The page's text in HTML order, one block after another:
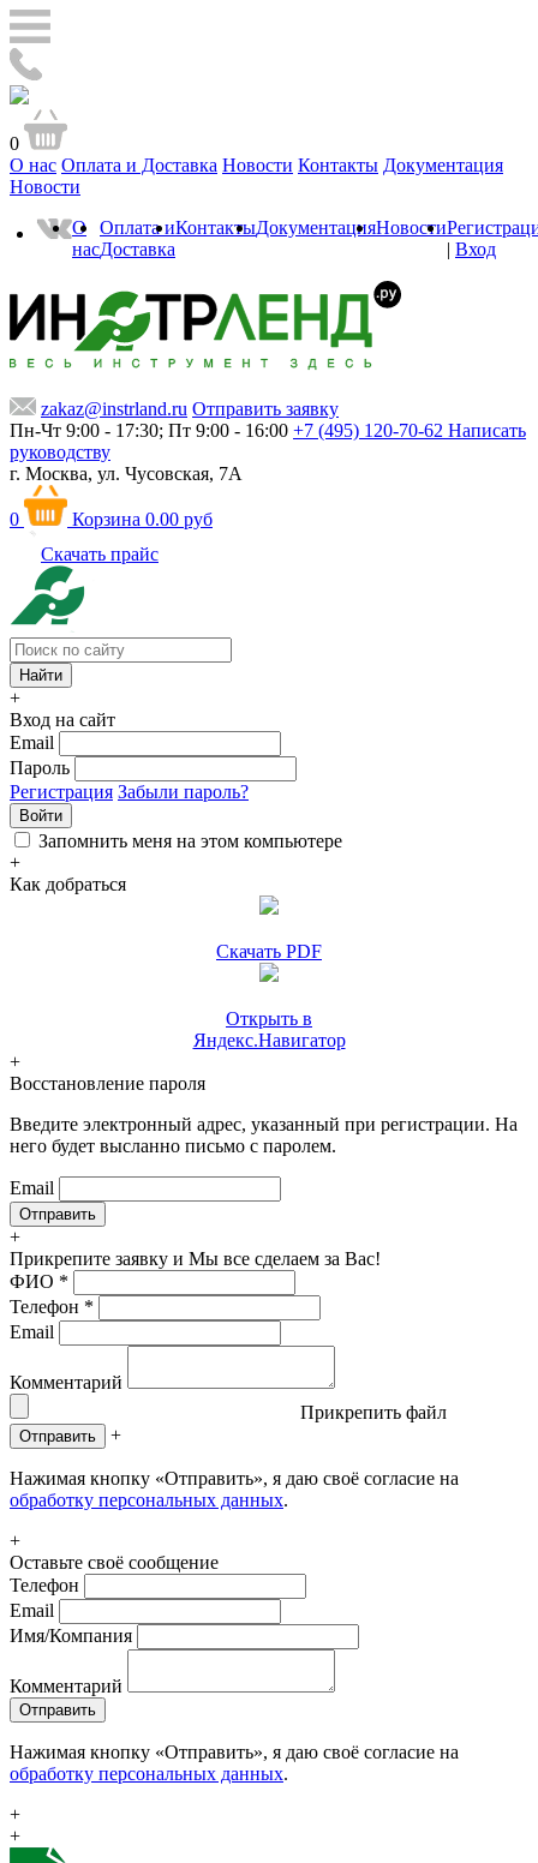
0
О нас Оплата и Доставка Новости Контакты Документация
Новости
О
нас
Оплата и
Доставка
КонтактыДокументацияНовости
| Вход
zakaz@instrland.ru Отправить заявку
Пн-Чт 9:00 - 17:30; Пт 9:00 - 16:00 +7 (495) 120-70-62 Написать
руководству
г. Москва, ул. Чусовская, 7А
0 Корзина 0.00 руб
Скачать прайс
+
Вход на сайт
Email
Пароль
Регистрация Забыли пароль?
Войти
Запомнить меня на этом компьютере
+
Как добраться
Скачать PDF
Открыть в
Яндекс.Навигатор
+
Восстановление пароля
Введите электронный адрес, указанный при регистрации. На
него будет высланно письмо с паролем.
Email
+
Прикрепите заявку и Мы все сделаем за Вас!
ФИО *
Телефон *
Email
Комментарий
Прикрепить файл
Отправить +
Нажимая кнопку «Отправить», я даю своё согласие на
обработку персональных данных.
+
Оставьте своё сообщение
Телефон
Email
Имя/Компания
Комментарий
Отправить
Нажимая кнопку «Отправить», я даю своё согласие на
обработку персональных данных.
+
+